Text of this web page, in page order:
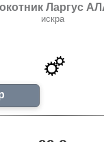
Ларгус
искра